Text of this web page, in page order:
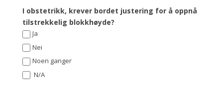
I obstetrikk, krever bordet justering for å oppnå
tilstrekkelig blokkhøyde?
Ja
Nei
Noen ganger
N/A